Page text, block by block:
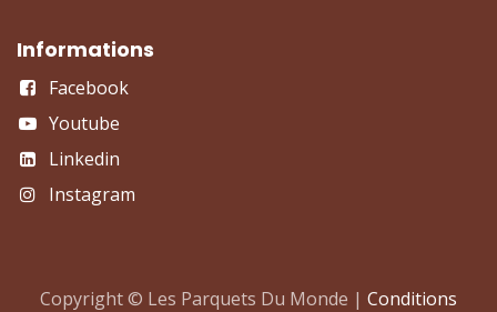
Informations
Facebook
Youtube
Linkedin
Instagram
Copyright © Les Parquets Du Monde | Conditions